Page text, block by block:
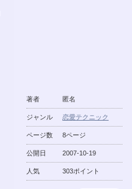
著者 匿名
ジャンル 恋愛テクニック
ページ数 8ページ
公開日 2007-10-19
人気 303ポイント